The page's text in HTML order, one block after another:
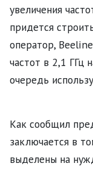
увеличения
придется
оператор,
частот в 2,1 ГГц
очередь
Как сообщил
заключается в
выделены на